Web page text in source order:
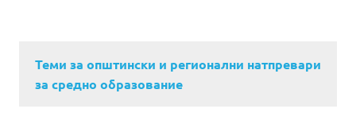
Теми за општински и регионални натпревари
за средно образование